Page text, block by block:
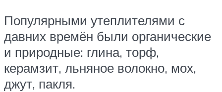
Популярными утеплителями с
давних времён были органические
и природные: глина, торф,
керамзит, льняное волокно, мох,
джут, пакля.